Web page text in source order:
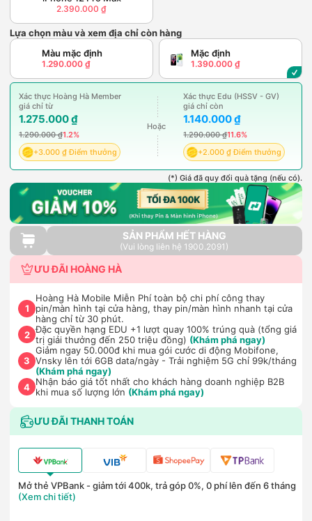
2.390.000 ₫
Lựa chọn màu và xem địa chỉ còn hàng
Màu mặc định
1.290.000 ₫
Mặc định
1.390.000 ₫
Xác thực Hoàng Hà Member
giá chỉ từ
1.275.000 ₫
1.290.000 ₫1.2%
+3.000 ₫ Điểm thưởng
Hoặc
Xác thực Edu (HSSV - GV)
giá chỉ còn
1.140.000 ₫
1.290.000 ₫11.6%
+2.000 ₫ Điểm thưởng
(*) Giá đã quy đổi quà tặng (nếu có).
SẢN PHẨM HẾT HÀNG
(Vui lòng liên hệ 1900.2091)
ƯU ĐÃI HOÀNG HÀ
1
Hoàng Hà Mobile Miễn Phí toàn bộ chi phí công thay
pin/màn hình tại cửa hàng, thay pin/màn hình nhanh tại cửa
hàng chỉ từ 30 phút.
2 Đặc quyền hạng EDU +1 lượt quay 100% trúng quà (tổng giá
trị giải thưởng đến 250 triệu đồng) (Khám phá ngay)
3
Giảm ngay 50.000đ khi mua gói cước di động Mobifone,
Vnsky lên tới 6GB data/ngày - Trải nghiệm 5G chỉ 99k/tháng
(Khám phá ngay)
4 Nhận báo giá tốt nhất cho khách hàng doanh nghiệp B2B
khi mua số lượng lớn (Khám phá ngay)
ƯU ĐÃI THANH TOÁN
Mở thẻ VPBank - giảm tới 400k, trả góp 0%, 0 phí lên đến 6 tháng
(Xem chi tiết)